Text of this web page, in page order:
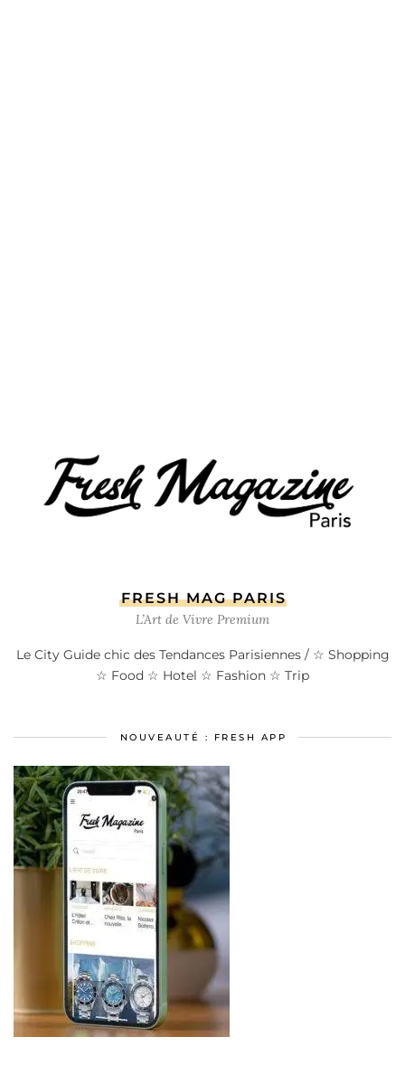
FRESH MAG PARIS
L’Art de Vivre Premium
Le City Guide chic des Tendances Parisiennes / ☆ Shopping
☆ Food ☆ Hotel ☆ Fashion ☆ Trip
NOUVEAUTÉ : FRESH APP